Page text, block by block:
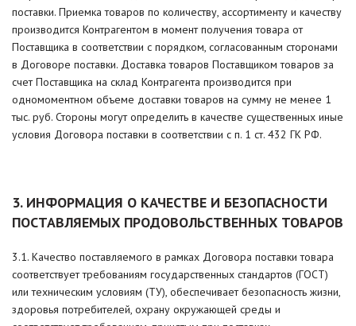
поставки. Приемка товаров по количеству, ассортименту и качеству
производится Контрагентом в момент получения товара от
Поставщика в соответствии с порядком, согласованным сторонами
в Договоре поставки. Доставка товаров Поставщиком товаров за
счет Поставщика на склад Контрагента производится при
одномоментном объеме доставки товаров на сумму не менее 1
тыс. руб. Стороны могут определить в качестве существенных иные
условия Договора поставки в соответствии с п. 1 ст. 432 ГК РФ.
3. ИНФОРМАЦИЯ О КАЧЕСТВЕ И БЕЗОПАСНОСТИ
ПОСТАВЛЯЕМЫХ ПРОДОВОЛЬСТВЕННЫХ ТОВАРОВ
3.1. Качество поставляемого в рамках Договора поставки товара
соответствует требованиям государственных стандартов (ГОСТ)
или техническим условиям (ТУ), обеспечивает безопасность жизни,
здоровья потребителей, охрану окружающей среды и